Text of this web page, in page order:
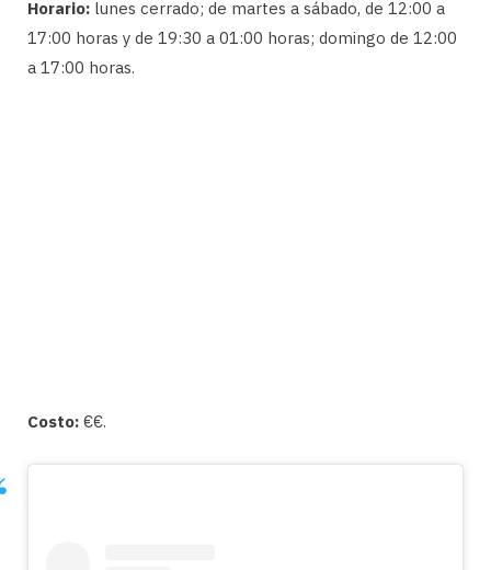
Horario: lunes cerrado; de martes a sábado, de 12:00 a
17:00 horas y de 19:30 a 01:00 horas; domingo de 12:00
a 17:00 horas.
Costo: €€.